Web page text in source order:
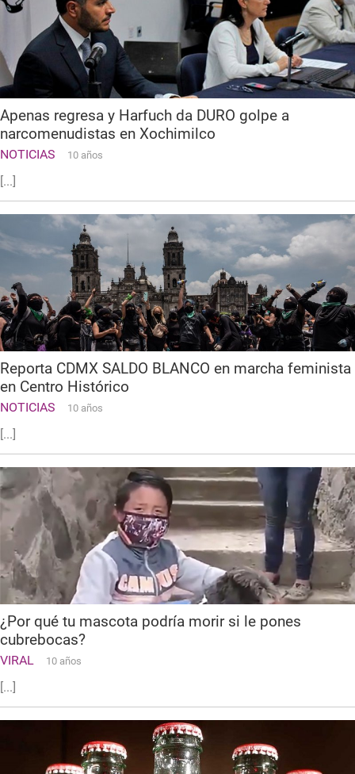
Apenas regresa y Harfuch da DURO golpe a
narcomenudistas en Xochimilco
NOTICIAS 10 años
[...]
Reporta CDMX SALDO BLANCO en marcha feminista
en Centro Histórico
NOTICIAS 10 años
[...]
¿Por qué tu mascota podría morir si le pones
cubrebocas?
VIRAL 10 años
[...]